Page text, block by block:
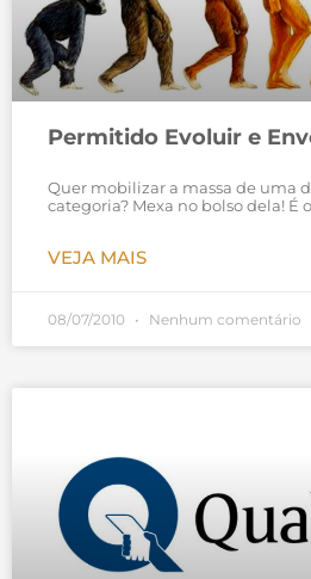
Permitido Evoluir e
Quer mobilizar a massa de uma
categoria? Mexa no bolso dela! É
VEJA MAIS
08/07/2010 Nenhum comentário